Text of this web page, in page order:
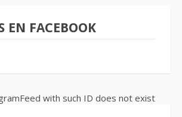
EN FACEBOOK
with such ID does not exist